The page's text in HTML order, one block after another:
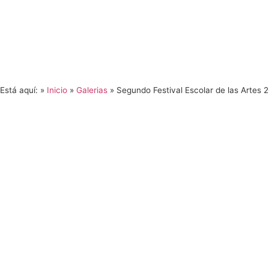
Está aquí: » Inicio » Galerias » Segundo Festival Escolar de las Artes